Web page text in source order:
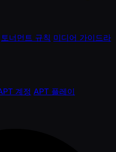
토너먼트 규칙 미디어 가이드라
계정 APT 플레이